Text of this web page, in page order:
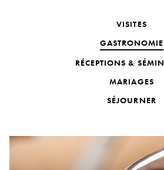
VISITES
GASTRONOMIE
RÉCEPTIONS &
MARIAGES
SÉJOURNER